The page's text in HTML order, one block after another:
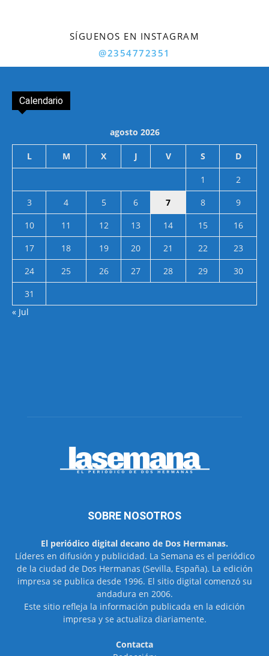
SÍGUENOS EN INSTAGRAM
@2354772351
Calendario
agosto 2026
L M X J V S D
1
2
3
4 5 6 7 8
9
10
11 12 13 14 15
16
17
18 19 20 21 22
23
24
25 26 27 28 29
30
31
« Jul
SOBRE NOSOTROS
El periódico digital decano de Dos Hermanas.
Líderes en difusión y publicidad. La Semana es el periódico
de la ciudad de Dos Hermanas (Sevilla, España). La edición
impresa se publica desde 1996. El sitio digital comenzó su
andadura en 2006.
Este sitio refleja la información publicada en la edición
impresa y se actualiza diariamente.
Contacta